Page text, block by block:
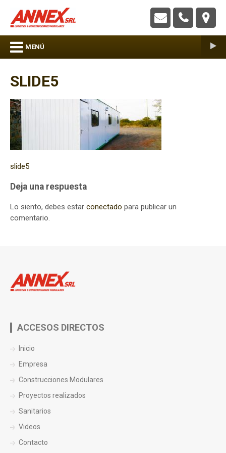
ANNEX S.R.L. – Construcciones Modulares
MENÚ
SLIDE5
Navegación
de
slide5
Deja una respuesta
Lo siento, debes estar conectado para publicar un
comentario.
ACCESOS DIRECTOS
Inicio
Empresa
Construcciones Modulares
Proyectos realizados
Sanitarios
Videos
Contacto